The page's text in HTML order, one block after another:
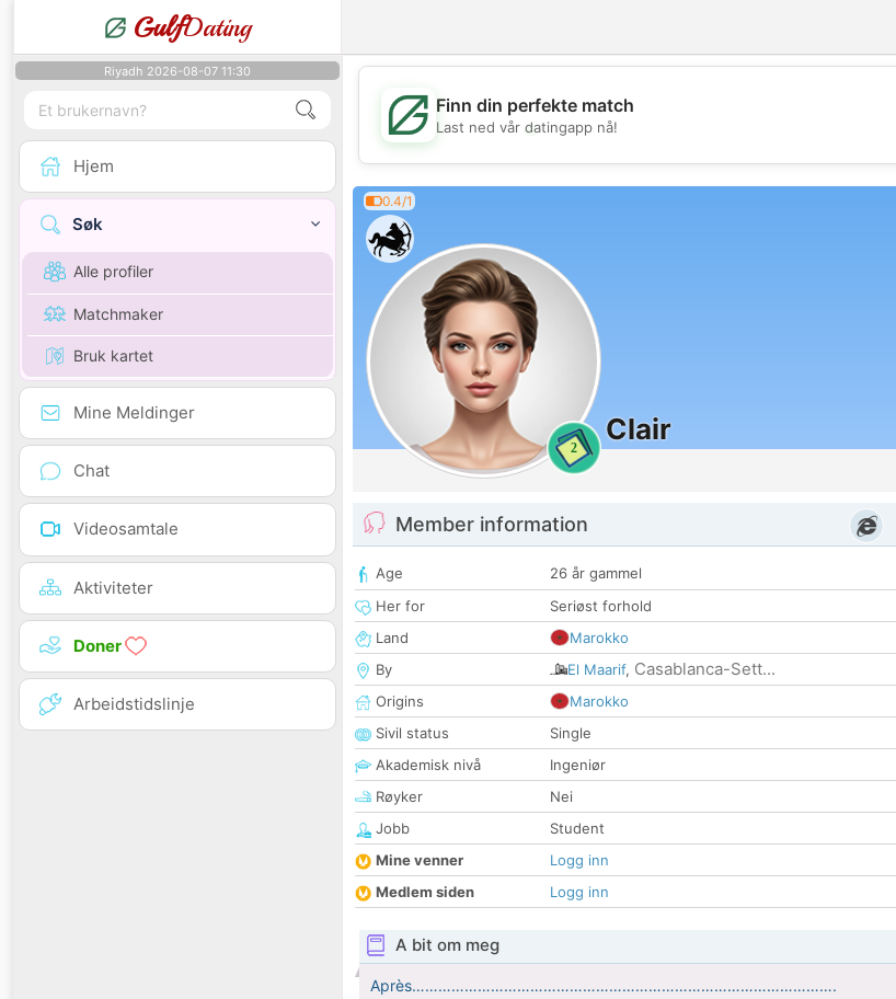
GulfDating
Riyadh 2026-08-07 11:30
Hjem
Søk
Alle profiler
Matchmaker
Bruk kartet
Mine Meldinger
Chat
Videosamtale
Aktiviteter
Doner
Arbeidstidslinje
💖
Finn din perfekte match
Last ned vår datingapp nå!
0.4/1
2
Clair
Member information
Age
26 år gammel
Her for
Seriøst forhold
Land
Marokko
By
El Maarif, Casablanca-Sett...
Origins
Marokko
Sivil status
Single
Akademisk nivå
Ingeniør
Røyker
Nei
Jobb
Student
Mine venner
Logg inn
Medlem siden
Logg inn
A bit om meg
Après…………………………………………………………………………………….